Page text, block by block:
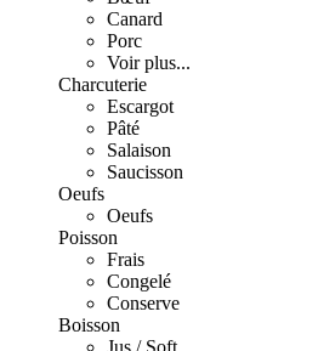
Canard
Porc
Voir plus...
Charcuterie
Escargot
Pâté
Salaison
Saucisson
Oeufs
Oeufs
Poisson
Frais
Congelé
Conserve
Boisson
Jus / Soft